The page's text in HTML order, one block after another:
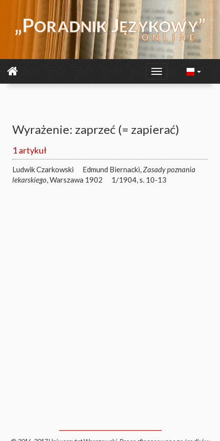
Wyrażenie: zaprzeć (= zapierać)
1 artykuł
Ludwik Czarkowski Edmund Biernacki,Zasady poznania
lekarskiego, Warszawa 1902 1/1904, s. 10-13